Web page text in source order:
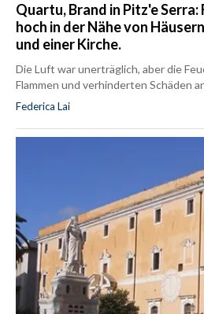
Quartu, Brand in Pitz'e Serra:
hoch in der Nähe von
und einer Kirche.
Die Luft war unerträglich, aber die
Flammen und verhinderten Schäden
Federica Lai